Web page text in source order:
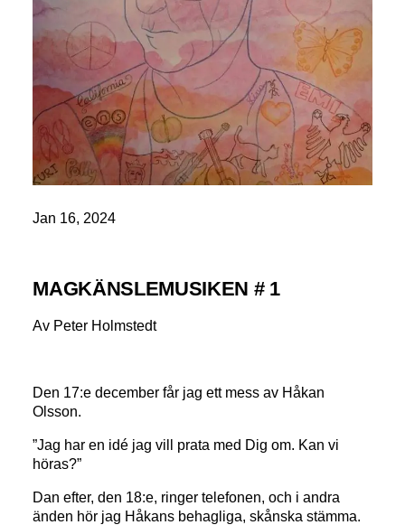
Jan 16, 2024
MAGKÄNSLEMUSIKEN # 1
Av Peter Holmstedt
Den 17:e december får jag ett mess av Håkan
Olsson.
”Jag har en idé jag vill prata med Dig om. Kan vi
höras?”
Dan efter, den 18:e, ringer telefonen, och i andra
änden hör jag Håkans behagliga, skånska stämma.